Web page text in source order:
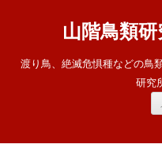
山階鳥類
渡り鳥、絶滅危惧種などの鳥
研究